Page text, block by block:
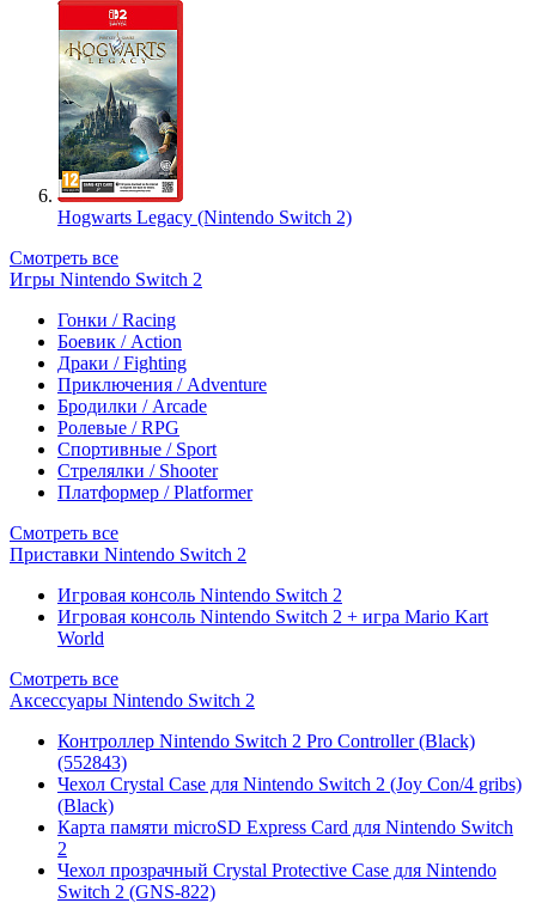
Hogwarts Legacy (Nintendo Switch 2)
Смотреть все
Игры Nintendo Switch 2
Гонки / Racing
Боевик / Action
Драки / Fighting
Приключения / Adventure
Бродилки / Arcade
Ролевые / RPG
Спортивные / Sport
Стрелялки / Shooter
Платформер / Platformer
Смотреть все
Приставки Nintendo Switch 2
Игровая консоль Nintendo Switch 2
Игровая консоль Nintendo Switch 2 + игра Mario Kart
World
Смотреть все
Аксессуары Nintendo Switch 2
Контроллер Nintendo Switch 2 Pro Controller (Black)
(552843)
Чехол Сrystal Сase для Nintendo Switch 2 (Joy Con/4 gribs)
(Black)
Карта памяти microSD Express Card для Nintendo Switch
2
Чехол прозрачный Crystal Protective Case для Nintendo
Switch 2 (GNS-822)